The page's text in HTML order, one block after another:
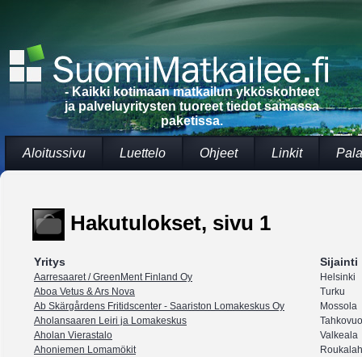
- Kaikki kotimaan matkailun ykköskohteet
ja palveluyritysten tuoreet tiedot samassa
paketissa.
Aloitussivu Luettelo Ohjeet Linkit
Hakutulokset, sivu 1
Yritys Sijainti
Aarresaaret / GreenMent Finland Oy
Helsinki
Aboa Vetus & Ars Nova
Turku
Ab Skärgårdens Fritidscenter - Saariston Lomakeskus Oy
Mossola
Aholansaaren Leiri ja Lomakeskus
Aholan Vierastalo
Valkeala
Ahoniemen Lomamökit